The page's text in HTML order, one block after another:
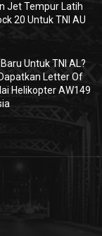
Jet Tempur Latih
20 Untuk TNI AU
Untuk TNI AL?
Letter Of
Helikopter AW149